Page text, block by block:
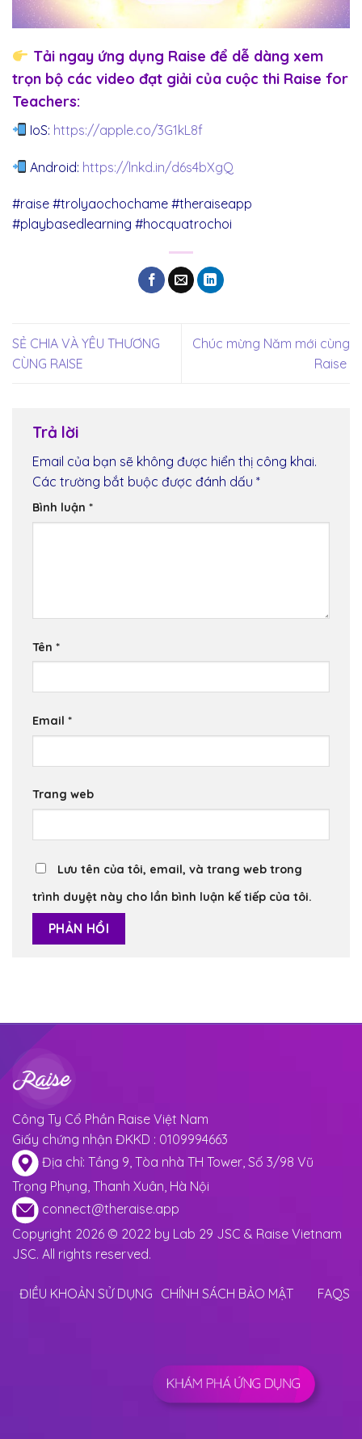
Tải ngay ứng dụng Raise để dễ dàng xem
trọn bộ các video đạt giải của cuộc thi Raise for
Teachers:
IoS: https://apple.co/3G1kL8f
Android: https://lnkd.in/d6s4bXgQ
#raise #trolyaochochame #theraiseapp
#playbasedlearning #hocquatrochoi
SẺ CHIA VÀ YÊU THƯƠNG
CÙNG RAISE
Chúc mừng Năm mới cùng
Raise
Trả lời
Email của bạn sẽ không được hiển thị công khai.
Các trường bắt buộc được đánh dấu *
Bình luận *
Tên *
Email *
Trang web
Lưu tên của tôi, email, và trang web trong
trình duyệt này cho lần bình luận kế tiếp của tôi.
Công Ty Cổ Phần Raise Việt Nam
Giấy chứng nhận ĐKKD : 0109994663
Địa chỉ: Tầng 9, Tòa nhà TH Tower, Số 3/98 Vũ
Trọng Phụng, Thanh Xuân, Hà Nội
connect@theraise.app
Copyright 2026 © 2022 by Lab 29 JSC & Raise Vietnam
JSC. All rights reserved.
ĐIỀU KHOẢN SỬ DỤNG CHÍNH SÁCH BẢO MẬT FAQS